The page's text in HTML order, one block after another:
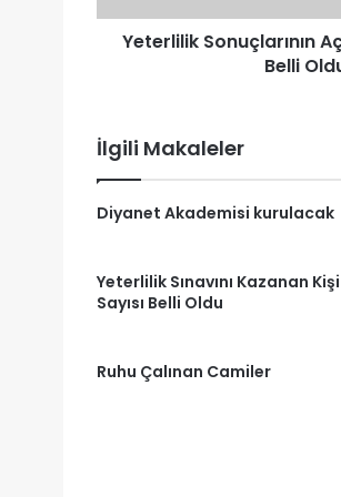
Yeterlilik Sonuçlarının
Belli
İlgili Makaleler
Diyanet Akademisi kurulacak
Yeterlilik Sınavını Kazanan Kişi
Sayısı Belli Oldu
Ruhu Çalınan Camiler